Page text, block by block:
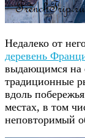
Недалеко от
деревень
выдающимся на
традиционные
вдоль
местах, в том
неповторимый